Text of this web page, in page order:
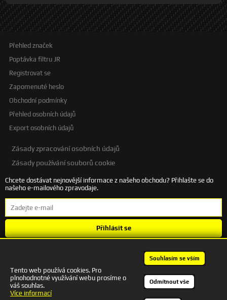
Přehled značek
Poptávka filtru JR
Registrovat se
Zapomenuté heslo
Obchodní podmínky
Přehled osobních údajů
Export osobních údajů
Zásady zpracování osobních údajů
Zásady používání souborů cookie
Chcete dostávat nejnovější informace z našeho obchodu? Přihlašte se do
našeho e-mailového zpravodaje.
Přihlásit se
+420 601 245 172 | autodesigncb@gmail.com
Tento web používá cookies. Pro
plnohodnotné využívání webu prosíme o
váš souhlas.
Více informací
Souhlasím se vším
Odmítnout vše